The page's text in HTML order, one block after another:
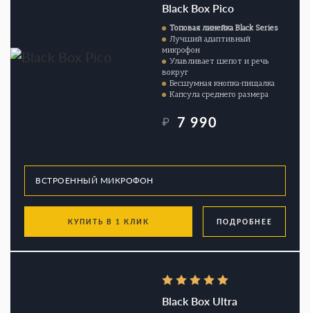
Black Box Pico
Топовая линейка Black Series
Лучший адаптивный
микрофон
Улавливает шепот и речь
вокруг
Бесшумная кнопка-пищалка
Капсула среднего размера
₽ 7 990
КУПИТЬ В 1 КЛИК ПОДРОБНЕЕ
Black Box Ultra